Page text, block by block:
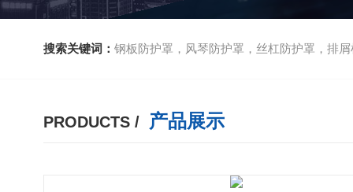
搜索关键词： 钢板防护罩，风琴防护罩，丝杠防护罩，排屑机
PRODUCTS / 产品展示